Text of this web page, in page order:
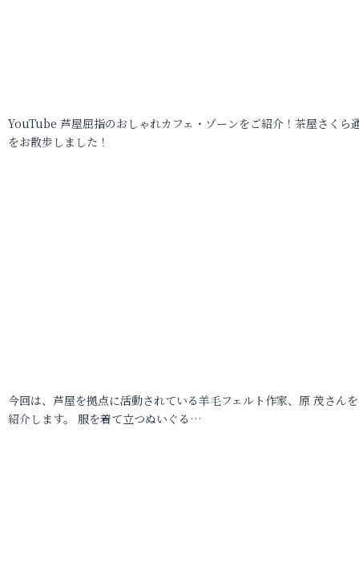
YouTube 芦屋屈指のおしゃれカフェ・ゾーンをご紹介！茶屋さくら
をお散歩しました！
今回は、芦屋を拠点に活動されている羊毛フェルト作家、原 茂さん
紹介します。 服を着て立つぬいぐる…